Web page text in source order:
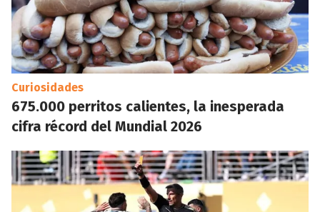
Curiosidades
675.000 perritos calientes, la inesperada
cifra récord del Mundial 2026